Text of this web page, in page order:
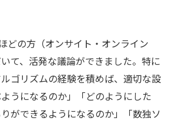
どの方（オンサイト・オンライン
て、活発な議論ができました。特に
ゴリズムの経験を積めば、適切な設
うになるのか」「どのようにした
ができるようになるのか」「数独ソ